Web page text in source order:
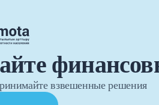
взвешенные решения